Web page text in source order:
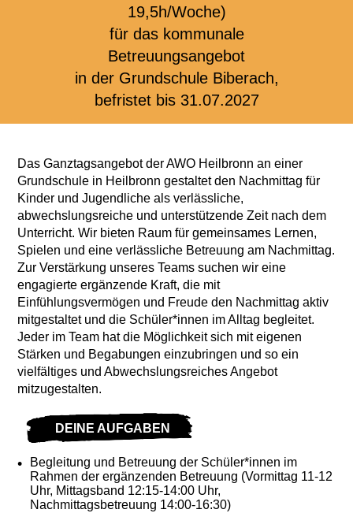
19,5h/Woche)
für das kommunale
Betreuungsangebot
in der Grundschule Biberach,
befristet bis 31.07.2027
Das Ganztagsangebot der AWO Heilbronn an einer
Grundschule in Heilbronn gestaltet den Nachmittag für
Kinder und Jugendliche als verlässliche,
abwechslungsreiche und unterstützende Zeit nach dem
Unterricht. Wir bieten Raum für gemeinsames Lernen,
Spielen und eine verlässliche Betreuung am Nachmittag.
Zur Verstärkung unseres Teams suchen wir eine
engagierte ergänzende Kraft, die mit
Einfühlungsvermögen und Freude den Nachmittag aktiv
mitgestaltet und die Schüler*innen im Alltag begleitet.
Jeder im Team hat die Möglichkeit sich mit eigenen
Stärken und Begabungen einzubringen und so ein
vielfältiges und Abwechslungsreiches Angebot
mitzugestalten.
DEINE AUFGABEN
Begleitung und Betreuung der Schüler*innen im
Rahmen der ergänzenden Betreuung (Vormittag 11-12
Uhr, Mittagsband 12:15-14:00 Uhr,
Nachmittagsbetreuung 14:00-16:30)